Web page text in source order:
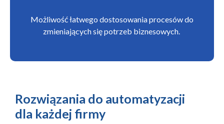
Możliwość łatwego dostosowania procesów do
zmieniających się potrzeb biznesowych.
Rozwiązania do automatyzacji
dla każdej firmy